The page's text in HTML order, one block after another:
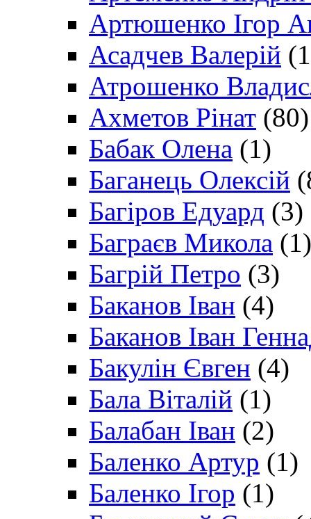
Артюшенко Ігор
Асадчев Валерій
Атрошенко
Ахметов Рінат (80)
Бабак Олена (1)
Баганець Олексій
Багіров Едуард (3)
Баграєв Микола (1)
Багрій Петро (3)
Баканов Іван (4)
Баканов Іван
Бакулін Євген (4)
Бала Віталій (1)
Балабан Іван (2)
Баленко Артур (1)
Баленко Ігор (1)